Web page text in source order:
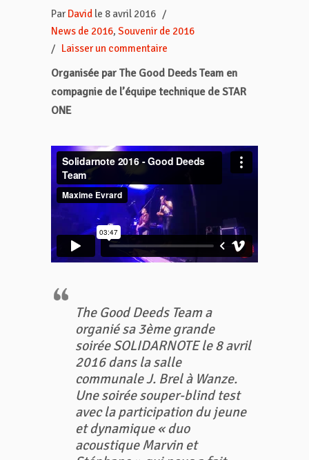
Par David le 8 avril 2016 /
News de 2016, Souvenir de 2016
/ Laisser un commentaire
Organisée par The Good Deeds Team en
compagnie de l’équipe technique de STAR
ONE
The Good Deeds Team a
organié sa 3ème grande
soirée SOLIDARNOTE le 8 avril
2016 dans la salle
communale J. Brel à Wanze.
Une soirée souper-blind test
avec la participation du jeune
et dynamique « duo
acoustique Marvin et